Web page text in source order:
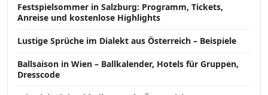
Festspielsommer in Salzburg: Programm, Tickets,
Anreise und kostenlose Highlights
Lustige Sprüche im Dialekt aus Österreich – Beispiele
Ballsaison in Wien – Ballkalender, Hotels für Gruppen,
Dresscode